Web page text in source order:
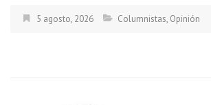
5 agosto, 2026 Columnistas, Opinión